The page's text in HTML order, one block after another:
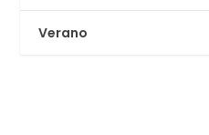
Verano